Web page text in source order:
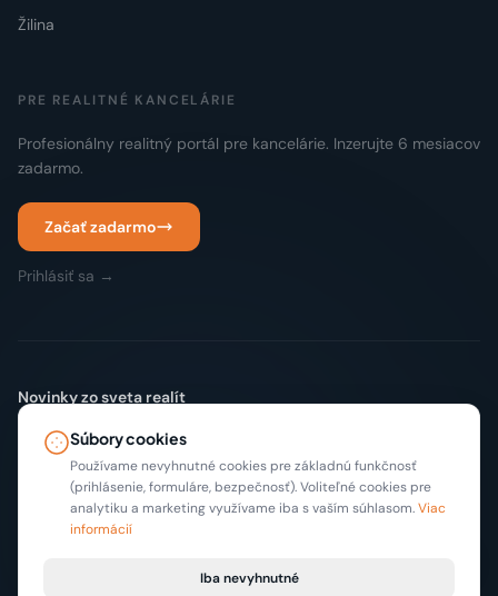
Žilina
PRE REALITNÉ KANCELÁRIE
Profesionálny realitný portál pre kancelárie. Inzerujte 6 mesiacov
zadarmo.
Začať zadarmo
Prihlásiť sa →
Novinky zo sveta realít
Súbory cookies
Používame nevyhnutné cookies pre základnú funkčnosť
(prihlásenie, formuláre, bezpečnosť). Voliteľné cookies pre
analytiku a marketing využívame iba s vaším súhlasom.Viac
informácií
Iba nevyhnutné